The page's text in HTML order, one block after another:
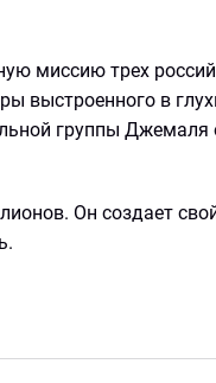
миссию трех
выстроенного в
группы Джемаля
Он создает